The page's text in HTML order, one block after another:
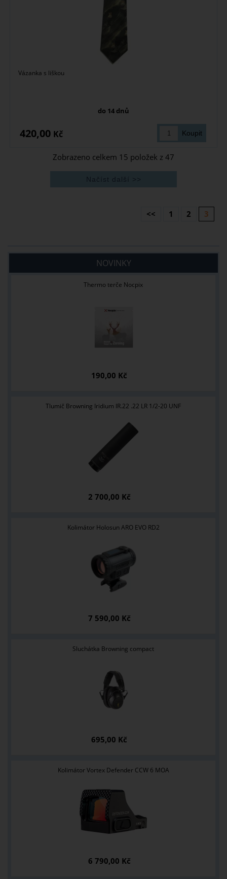
Vázanka s liškou
do 14 dnů
420,00 Kč
Zobrazeno celkem 15 položek z 47
<< 1 2 3
NOVINKY
Thermo terče Nocpix
190,00 Kč
Tlumič Browning Iridium IR.22 .22 LR 1/2-20 UNF
2 700,00 Kč
Kolimátor Holosun ARO EVO RD2
7 590,00 Kč
Sluchátka Browning compact
695,00 Kč
Kolimátor Vortex Defender CCW 6 MOA
6 790,00 Kč